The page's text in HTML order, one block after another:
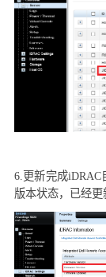
6. 更新完成iDRAC
版本状态，已经